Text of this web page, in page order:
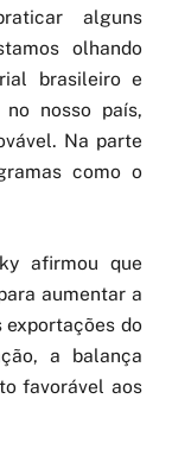
alguns
olhando
brasileiro e
nosso país,
Na parte
como o
afirmou que
aumentar a
do
a balança
favorável aos